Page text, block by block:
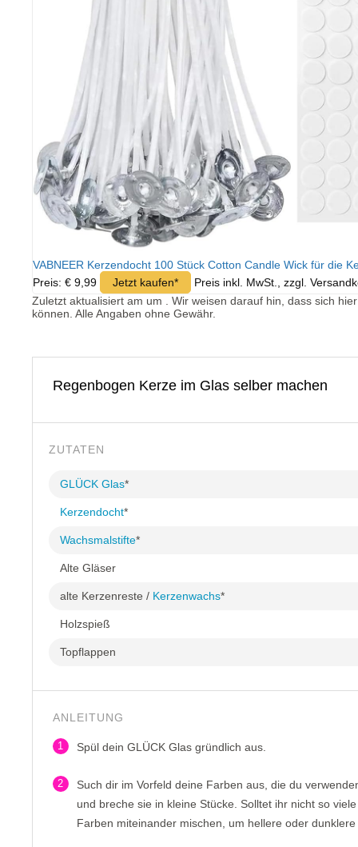
VABNEER Kerzendocht 100 Stück Cotton Candle Wick für die
Preis: € 9,99
Jetzt kaufen*
Preis inkl. MwSt., zzgl.
Zuletzt aktualisiert am um . Wir weisen darauf hin, dass sich
können. Alle Angaben ohne Gewähr.
Regenbogen Kerze im Glas selber machen
ZUTATEN
GLÜCK Glas*
Kerzendocht*
Wachsmalstifte*
Alte Gläser
alte Kerzenreste / Kerzenwachs*
Holzspieß
Topflappen
ANLEITUNG
1 Spül dein GLÜCK Glas gründlich aus.
2
Such dir im Vorfeld deine Farben aus, die du
und breche sie in kleine Stücke. Solltet ihr nicht so
Farben miteinander mischen, um hellere oder